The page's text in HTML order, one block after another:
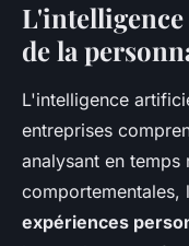
de la
L'intelligence
entreprises
analysant en temps
comportementales,
expériences